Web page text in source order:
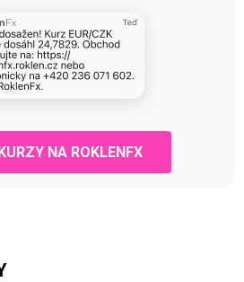
NA ROKLENFX